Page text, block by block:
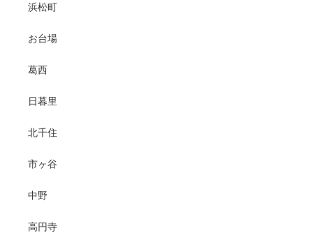
浜松町
お台場
葛西
日暮里
北千住
市ヶ谷
中野
高円寺